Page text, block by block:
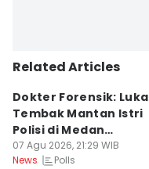
Related Articles
Dokter Forensik: Luka
Tembak Mantan Istri
Polisi di Medan
Berkarakter Tempel
07 Agu 2026, 21:29 WIB
News
Polls